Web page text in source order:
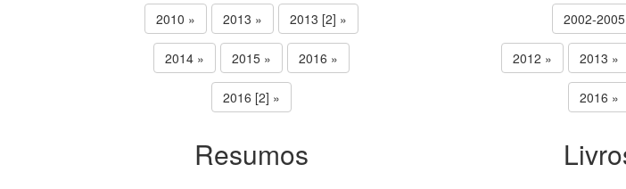
2010 » 2013 » 2013 [2] »
2014 » 2015 » 2016 »
2016 [2] »
2002-
2012 » 2013 »
2016 »
Resumos